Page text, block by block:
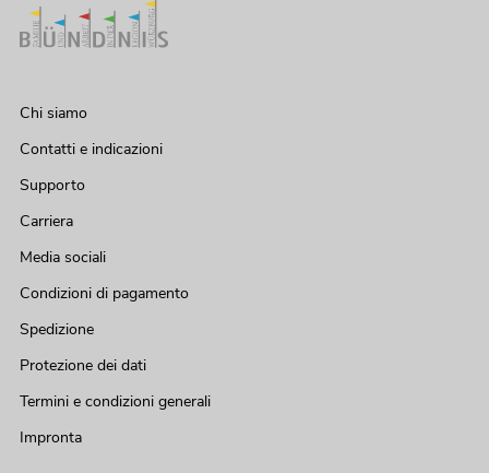
Chi siamo
Contatti e indicazioni
Supporto
Carriera
Media sociali
Condizioni di pagamento
Spedizione
Protezione dei dati
Termini e condizioni generali
Impronta